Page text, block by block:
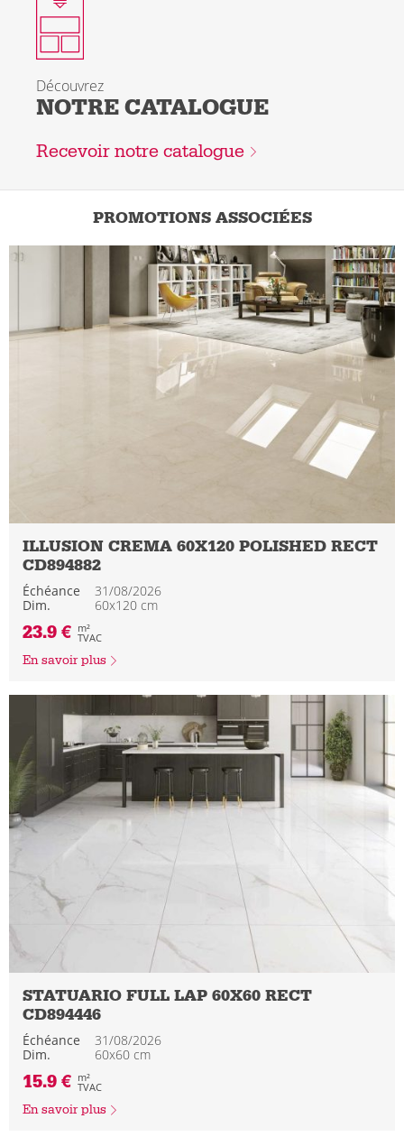
Découvrez
NOTRE CATALOGUE
Recevoir notre catalogue
PROMOTIONS ASSOCIÉES
ILLUSION CREMA 60X120 POLISHED RECT
CD894882
Échéance
31/08/2026
Dim.
60x120 cm
23.9 € m²
TVAC
En savoir plus
STATUARIO FULL LAP 60X60 RECT
CD894446
Échéance
31/08/2026
Dim.
60x60 cm
15.9 € m²
TVAC
En savoir plus
Le nouveau catalogue arrivera bientôt